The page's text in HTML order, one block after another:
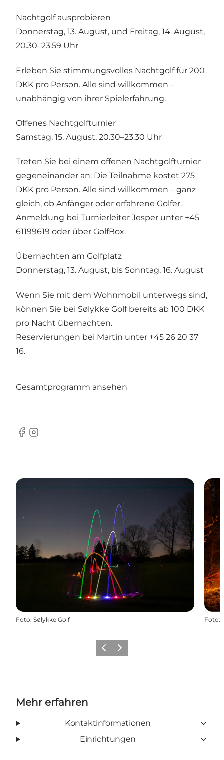
Nachtgolf ausprobieren
Donnerstag, 13. August, und Freitag, 14. August,
20.30–23.59 Uhr
Erleben Sie stimmungsvolles Nachtgolf für 200
DKK pro Person. Alle sind willkommen –
unabhängig von ihrer Spielerfahrung.
Offenes Nachtgolfturnier
Samstag, 15. August, 20.30–23.30 Uhr
Treten Sie bei einem offenen Nachtgolfturnier
gegeneinander an. Die Teilnahme kostet 275
DKK pro Person. Alle sind willkommen – ganz
gleich, ob Anfänger oder erfahrene Golfer.
Anmeldung bei Turnierleiter Jesper unter +45
61199619 oder über GolfBox.
Übernachten am Golfplatz
Donnerstag, 13. August, bis Sonntag, 16. August
Wenn Sie mit dem Wohnmobil unterwegs sind,
können Sie bei Sølykke Golf bereits ab 100 DKK
pro Nacht übernachten.
Reservierungen bei Martin unter +45 26 20 37
16.
Gesamtprogramm ansehen
Facebook
Instagram
Foto: Sølykke Golf Foto:
ZurückWeiter
Mehr erfahren
Kontaktinformationen
Einrichtungen